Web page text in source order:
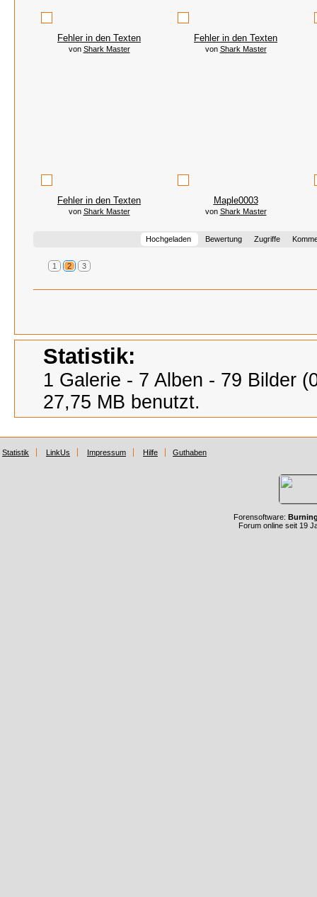
Fehler in den Texten
von Shark Master
Fehler in den Texten
von Shark Master
Fehler in den Texten
von Shark Master
Maple0003
von Shark Master
Hochgeladen Bewertung Zugriffe
1 2 3
Statistik:
1 Galerie - 7 Alben - 79 Bilder
27,75 MB benutzt.
Statistik LinkUs Impressum Hilfe Guthaben
Forensoftware:
Forum online seit 19